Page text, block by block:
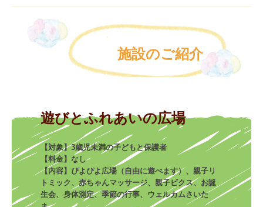
施設のご紹介
遊びとふれあいの広場
【対象】3歳児未満の子どもと保護者
【料金】なし
【内容】ぴよぴよ広場（自由に遊べます）、親子リ
トミック、赤ちゃんマッサージ、親子ビクス、お誕
生会、身体測定、季節の行事、ウェルカムさいた